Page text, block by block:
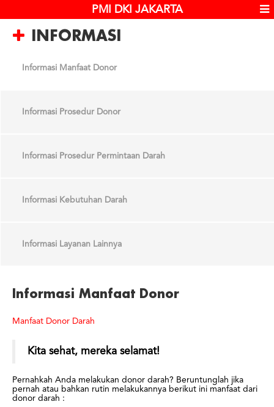
PMI DKI JAKARTA
INFORMASI
Informasi Manfaat Donor
Informasi Prosedur Donor
Informasi Prosedur Permintaan Darah
Informasi Kebutuhan Darah
Informasi Layanan Lainnya
Informasi Manfaat Donor
Manfaat Donor Darah
Kita sehat, mereka selamat!
Pernahkah Anda melakukan donor darah? Beruntunglah jika
pernah atau bahkan rutin melakukannya berikut ini manfaat dari
donor darah :